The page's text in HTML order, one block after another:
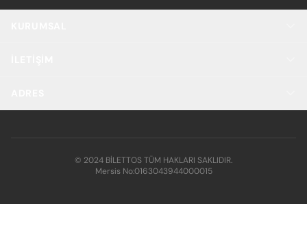
© 2024 BİLETTOS TÜM HAKLARI SAKLIDIR.
Mersis No:0163043944000015